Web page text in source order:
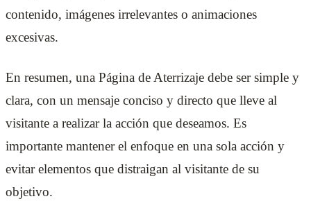
contenido, imágenes irrelevantes o animaciones
excesivas.
En resumen, una Página de Aterrizaje debe ser simple y
clara, con un mensaje conciso y directo que lleve al
visitante a realizar la acción que deseamos. Es
importante mantener el enfoque en una sola acción y
evitar elementos que distraigan al visitante de su
objetivo.